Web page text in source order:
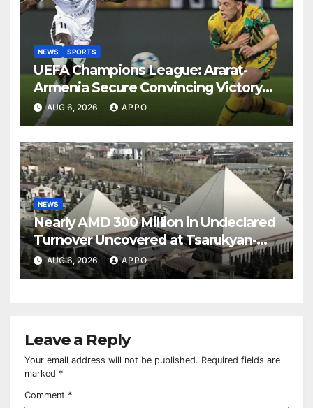
NEWS SPORTS
UEFA Champions League: Ararat-
Armenia Secure Convincing Victory
Over Shamrock Rovers 2-0
AUG 6, 2026 APPO
NEWS
Nearly AMD 300 Million in Undeclared
Turnover Uncovered at Tsarukyan-
Owned Entertainment Center
AUG 6, 2026 APPO
Leave a Reply
Your email address will not be published. Required fields are
marked *
Comment *